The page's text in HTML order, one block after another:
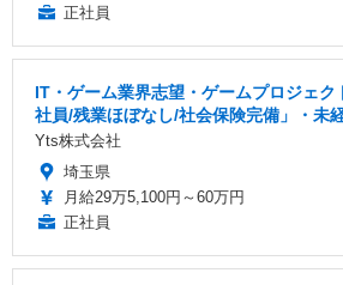
正社員
IT・ゲーム業界志望・ゲームプロジェク
社員/残業ほぼなし/社会保険完備」・未
Yts株式会社
埼玉県
月給29万5,100円～60万円
正社員